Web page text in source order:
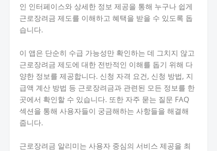
인 인터페이스와 상세한 정보 제공을 통해 누구나 쉽게
근로장려금 제도를 이해하고 혜택을 받을 수 있도록 돕
습니다.
이 앱은 단순히 수급 가능성만 확인하는 데 그치지 않고
근로장려금 제도에 대한 전반적인 이해를 돕기 위해 다
양한 정보를 제공합니다. 신청 자격 요건, 신청 방법, 지
급액 계산 방법 등 근로장려금과 관련된 모든 정보를 한
곳에서 확인할 수 있습니다. 또한 자주 묻는 질문 FAQ
섹션을 통해 사용자들이 궁금해하는 사항들을 해결해
줍니다.
근로장려금 알리미는 사용자 중심의 서비스 제공을 최